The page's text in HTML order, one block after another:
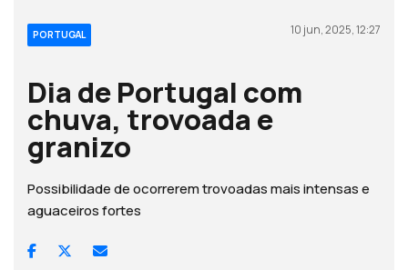
PORTUGAL 10 jun, 2025, 12:27
Dia de Portugal com
chuva, trovoada e
granizo
Possibilidade de ocorrerem trovoadas mais intensas e
aguaceiros fortes